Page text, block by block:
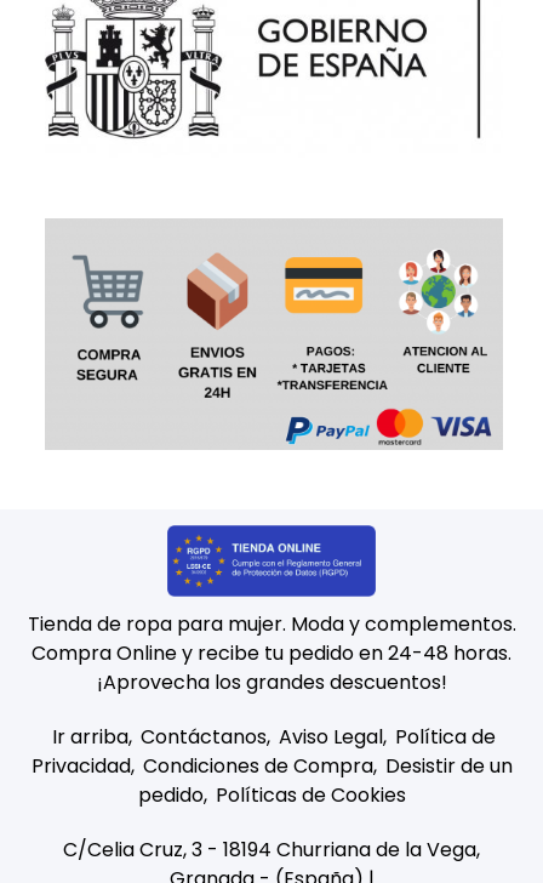
Tienda de ropa para mujer. Moda y complementos.
Compra Online y recibe tu pedido en 24-48 horas.
¡Aprovecha los grandes descuentos!
Ir arriba Contáctanos Aviso Legal Política de
Privacidad Condiciones de Compra Desistir de un
pedido Políticas de Cookies
C/Celia Cruz, 3 - 18194 Churriana de la Vega,